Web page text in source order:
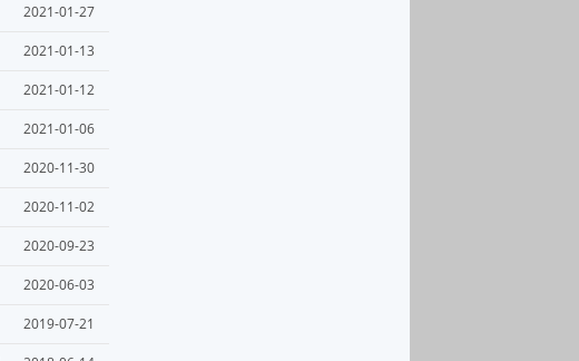
2021-01-27
2021-01-13
2021-01-12
2021-01-06
2020-11-30
2020-11-02
2020-09-23
2020-06-03
2019-07-21